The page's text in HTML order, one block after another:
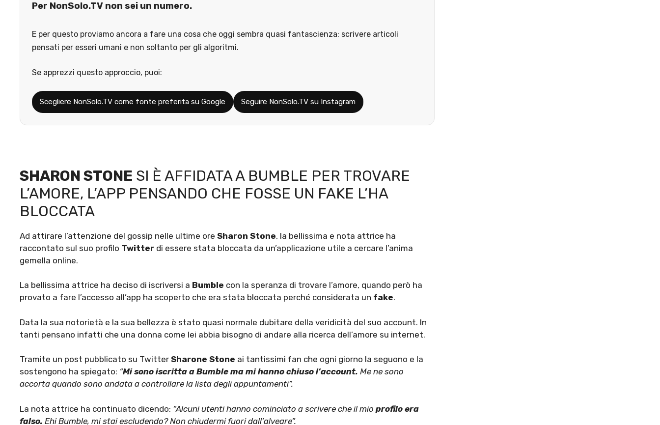
Per NonSolo.TV non sei un numero.
E per questo proviamo ancora a fare una cosa che oggi sembra quasi fantascienza: scrivere articoli
pensati per esseri umani e non soltanto per gli algoritmi.
Se apprezzi questo approccio, puoi:
Scegliere NonSolo.TV come fonte preferita su Google Seguire NonSolo.TV su Instagram
SHARON STONE SI È AFFIDATA A BUMBLE PER TROVARE
L’AMORE, L’APP PENSANDO CHE FOSSE UN FAKE L’HA
BLOCCATA
Ad attirare l’attenzione del gossip nelle ultime ore Sharon Stone, la bellissima e nota attrice ha
raccontato sul suo profilo Twitter di essere stata bloccata da un’applicazione utile a cercare l’anima
gemella online.
La bellissima attrice ha deciso di iscriversi a Bumble con la speranza di trovare l’amore, quando però ha
provato a fare l’accesso all’app ha scoperto che era stata bloccata perché considerata un fake.
Data la sua notorietà e la sua bellezza è stato quasi normale dubitare della veridicità del suo account. In
tanti pensano infatti che una donna come lei abbia bisogno di andare alla ricerca dell’amore su internet.
Tramite un post pubblicato su Twitter Sharone Stone ai tantissimi fan che ogni giorno la seguono e la
sostengono ha spiegato: “Mi sono iscritta a Bumble ma mi hanno chiuso l’account. Me ne sono
accorta quando sono andata a controllare la lista degli appuntamenti”.
La nota attrice ha continuato dicendo: “Alcuni utenti hanno cominciato a scrivere che il mio profilo era
falso. Ehi Bumble, mi stai escludendo? Non chiudermi fuori dall’alveare”.